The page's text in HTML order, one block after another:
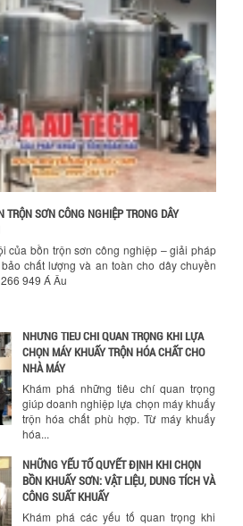
thanh toán mua hàng
TRỘN SƠN CÔNG NGHIỆP TRONG DÂY
của bồn trộn sơn công nghiệp – giải pháp
chất lượng và an toàn cho dây chuyền
949 Á Âu
ƯU ĐÃI ĐẶC BIỆT: GIÁ MÁY KHUẤY SƠN
CÔNG NGHIỆP GIẢM SỐC
Ưu đãi đặc biệt: Giá máy khuấy sơn
công nghiệp giảm sốc lên đến 20%.
Tiết kiệm chi phí, nhận ngay máy
khuấy...
TỐI ƯU CHI PHÍ SẢN XUẤT VỚI MÁY TRỘN
SƠN CÔNG NGHIỆP HIỆN ĐẠI
Khám phá cách máy trộn sơn công
nghiệp giúp doanh nghiệp tiết kiệm
hành. Giải...
NHỮNG TIÊU CHÍ QUAN TRỌNG KHI LỰA
CHỌN MÁY KHUẤY TRỘN HÓA CHẤT CHO
NHÀ MÁY
trộn hóa chất phù hợp. Từ máy khuấy
hóa...
NHỮNG YẾU TỐ QUYẾT ĐỊNH KHI CHỌN
BỒN KHUẤY SƠN: VẬT LIỆU, DUNG TÍCH VÀ
CÔNG SUẤT KHUẤY
Khám phá các yếu tố quan trọng khi
chọn bồn khuấy sơn: Vật liệu, dung tích
và công suất khuấy. Giải pháp tối...
BỒN KHUẤY TRỘN CHẤT LỎNG CHO
NGÀNH HÓA CHẤT: NHỮNG YẾU TỐ QUYẾT
ĐỊNH CHẤT LƯỢNG SẢN PHẨM CUỐI